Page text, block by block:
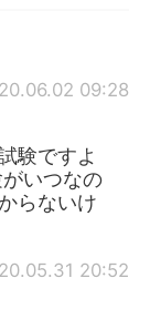
09:28
験ですよ
いつなの
らないけ
20:52